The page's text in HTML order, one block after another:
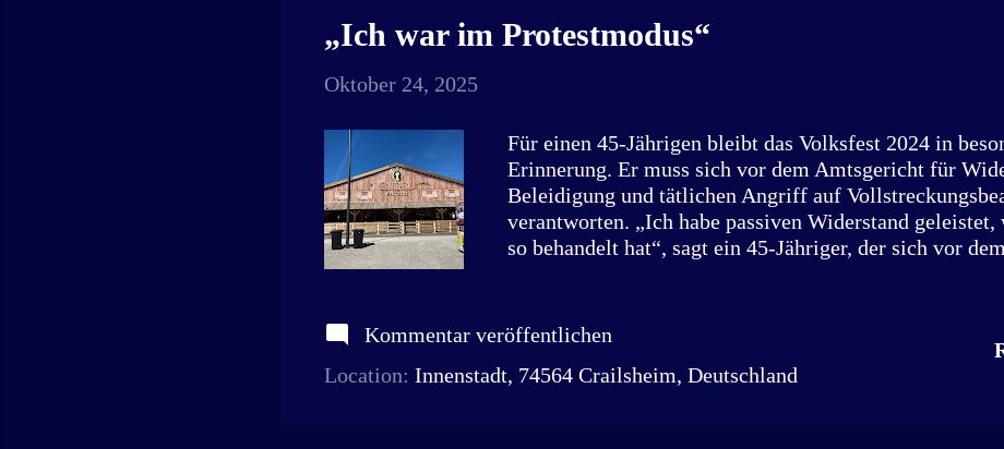
Sporttasche, Bargeld und ein Parfüm entwendet. Der
Diebesguts beläuft sich laut Polizei auf rund 700 Euro,
„Ich war im Protestmodus“
Oktober 24, 2025
Für einen 45-Jährigen bleibt das Volksfest 2024 in
Erinnerung. Er muss sich vor dem Amtsgericht für
Beleidigung und tätlichen Angriff auf
verantworten. „Ich habe passiven Widerstand
so behandelt hat“, sagt ein 45-Jähriger, der sich vor
Minderjährigen, tätlichen Angriff, Beleidigung und
Vollstreckungsbeamte vor. Am Abend des 22.
der Angeklagte im Engelzelt mit Freunden. Laut
Kommentar veröffentlichen
Location: Innenstadt, 74564 Crailsheim, Deutschland